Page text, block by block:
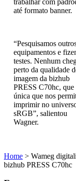
até formato banner.
“Pesquisamos
equipamentos e
testes. Nenhum
perto da qualidade
imagem da bizhub
PRESS C70hc, que
única que nos
imprimir no
sRGB”, salientou
Wagner.
Home > Wameg
bizhub PRESS C70hc